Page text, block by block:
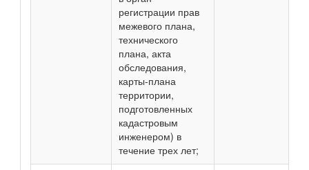
регистрации прав
межевого плана,
технического
плана, акта
обследования,
карты-плана
территории,
подготовленных
кадастровым
инженером) в
течение трех лет;